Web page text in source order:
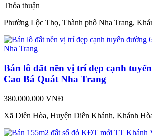
Thỏa thuận
Phường Lộc Thọ, Thành phố Nha Trang,
Bán lô đất nền vị trí đẹp cạnh
Cao Bá Quát Nha Trang
380.000.000 VNĐ
Xã Diên Hòa, Huyện Diên Khánh, Khánh